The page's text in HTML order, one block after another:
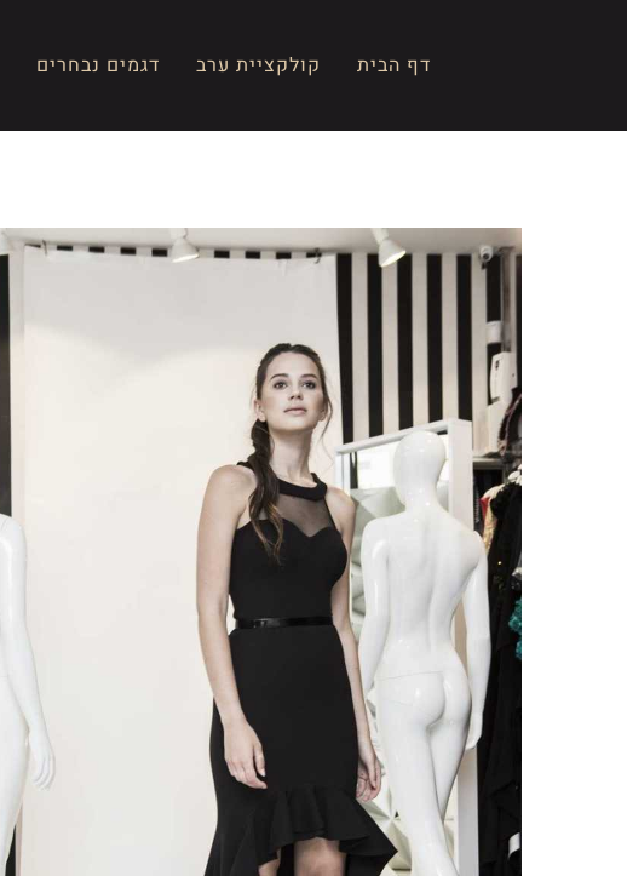
דף הבית קולקציית ערב דגמים נבחרים